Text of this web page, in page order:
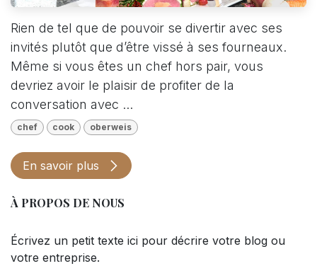
Rien de tel que de pouvoir se divertir avec ses
invités plutôt que d’être vissé à ses fourneaux.
Même si vous êtes un chef hors pair, vous
devriez avoir le plaisir de profiter de la
conversation avec ...
chef cook oberweis
En savoir plus
À PROPOS DE NOUS
Écrivez un petit texte ici pour décrire votre blog ou
votre entreprise.